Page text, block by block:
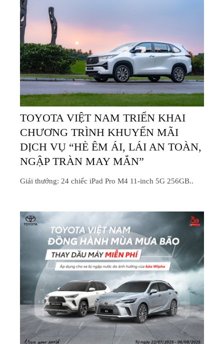
TOYOTA VIỆT NAM TRIỂN KHAI
CHƯƠNG TRÌNH KHUYẾN MÃI
DỊCH VỤ “HÈ ÊM ÁI, LÁI AN TOÀN,
NGẬP TRÀN MAY MẮN”
Giải thưởng: 24 chiếc iPad Pro M4 11-inch 5G 256GB..